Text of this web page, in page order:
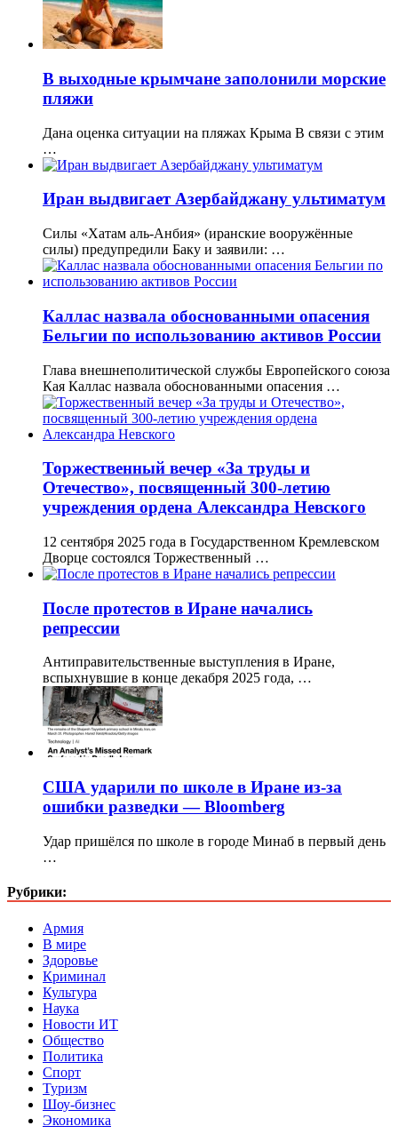
В выходные крымчане заполонили морские
пляжи
Дана оценка ситуации на пляжах Крыма В связи с этим
…
Иран выдвигает Азербайджану ультиматум
Силы «Хатам аль-Анбия» (иранские вооружённые
силы) предупредили Баку и заявили: …
Каллас назвала обоснованными опасения
Бельгии по использованию активов России
Глава внешнеполитической службы Европейского союза
Кая Каллас назвала обоснованными опасения …
Торжественный вечер «За труды и
Отечество», посвященный 300-летию
учреждения ордена Александра Невского
12 сентября 2025 года в Государственном Кремлевском
Дворце состоялся Торжественный …
После протестов в Иране начались
репрессии
Антиправительственные выступления в Иране,
вспыхнувшие в конце декабря 2025 года, …
США ударили по школе в Иране из-за
ошибки разведки — Bloomberg
Удар пришёлся по школе в городе Минаб в первый день
…
Рубрики:
Армия
В мире
Здоровье
Криминал
Культура
Наука
Новости ИТ
Общество
Политика
Спорт
Туризм
Шоу-бизнес
Экономика